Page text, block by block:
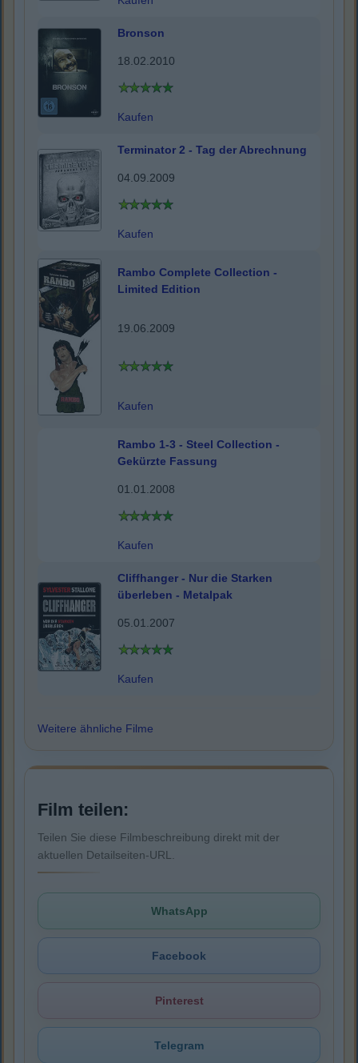
Bronson
18.02.2010
Kaufen
Terminator 2 - Tag der Abrechnung
04.09.2009
Kaufen
Rambo Complete Collection -
Limited Edition
19.06.2009
Kaufen
Rambo 1-3 - Steel Collection -
Gekürzte Fassung
01.01.2008
Kaufen
Cliffhanger - Nur die Starken
überleben - Metalpak
05.01.2007
Kaufen
Weitere ähnliche Filme
Film teilen:
Teilen Sie diese Filmbeschreibung direkt mit der
aktuellen Detailseiten-URL.
WhatsApp
Facebook
Pinterest
Telegram